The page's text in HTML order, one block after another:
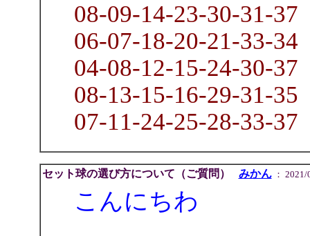
08-09-14-23-30-31-37
06-07-18-20-21-33-34
04-08-12-15-24-30-37
08-13-15-16-29-31-35
07-11-24-25-28-33-37
セット球の選び方について（ご質問） みかん： 2021/
こんにちわ